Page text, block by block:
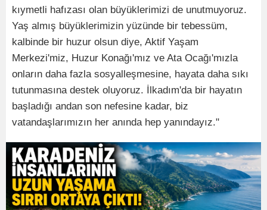
kıymetli hafızası olan büyüklerimizi de unutmuyoruz.
Yaş almış büyüklerimizin yüzünde bir tebessüm,
kalbinde bir huzur olsun diye, Aktif Yaşam
Merkezi'miz, Huzur Konağı'mız ve Ata Ocağı'mızla
onların daha fazla sosyalleşmesine, hayata daha sıkı
tutunmasına destek oluyoruz. İlkadım'da bir hayatın
başladığı andan son nefesine kadar, biz
vatandaşlarımızın her anında hep yanındayız."